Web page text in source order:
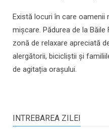
Există locuri în care oamenii
mișcare. Pădurea de la Băile
zonă de relaxare apreciată
alergătorii, bicicliștii și
de agitația orașului.
INTREBAREA ZILEI